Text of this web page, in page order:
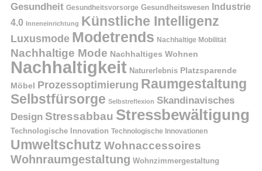
Gesundheit Gesundheitsvorsorge Gesundheitswesen Industrie
4.0 Inneneinrichtung Künstliche Intelligenz
Luxusmode Modetrends Nachhaltige Mobilität
Nachhaltige Mode Nachhaltiges Wohnen
Nachhaltigkeit Naturerlebnis Platzsparende
Möbel
Prozessoptimierung Raumgestaltung
Selbstfürsorge Selbstreflexion Skandinavisches
Design Stressabbau Stressbewältigung
Technologische Innovation Technologische Innovationen
Umweltschutz Wohnaccessoires
Wohnraumgestaltung Wohnzimmergestaltung